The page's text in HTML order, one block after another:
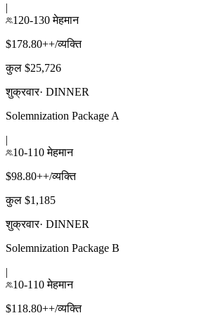
|
120-130 मेहमान
$178.80++/व्यक्ति
कुल $25,726
शुक्रवार· DINNER
Solemnization Package A
|
10-110 मेहमान
$98.80++/व्यक्ति
कुल $1,185
शुक्रवार· DINNER
Solemnization Package B
|
10-110 मेहमान
$118.80++/व्यक्ति